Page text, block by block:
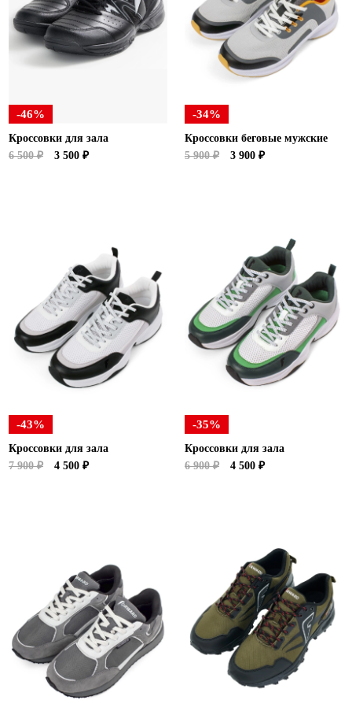
Новосибирская область (3)
Омская область (5)
Республика Татарстан (2)
Ростовская область (2)
Самарская область (1)
Ставропольский край (5)
Томская область (1)
Тульская область (1)
Тюменская область (3)
Хакасия (1)
Ханты-Мансийский автономный округ (3)
Челябинская область (2)
Ямало-Ненецкий автономный округ (1)
Ярославская область (1)
-46%
Кроссовки для зала
6 500 ₽
3 500 ₽
-34%
Кроссовки беговые мужские
5 900 ₽
3 900 ₽
-43%
Кроссовки для зала
7 900 ₽
4 500 ₽
-35%
Кроссовки для зала
6 900 ₽
4 500 ₽